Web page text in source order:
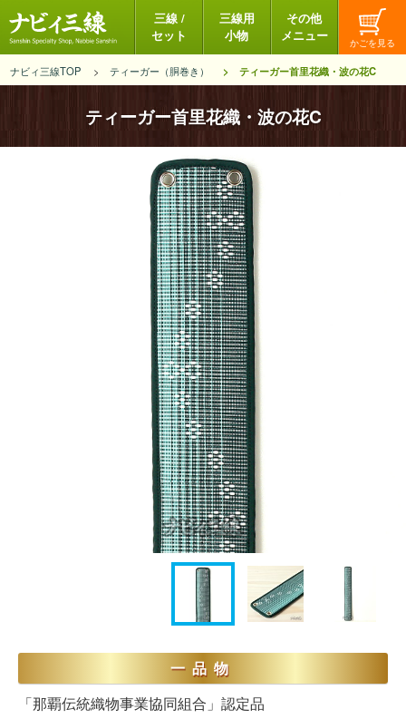
三線 /
セット
三線用
小物
その他
メニュー
ナビィ三線TOP ティーガー（胴巻き） ティーガー首里花織・波の花C
ティーガー首里花織・波の花C
一品物
「那覇伝統織物事業協同組合」認定品